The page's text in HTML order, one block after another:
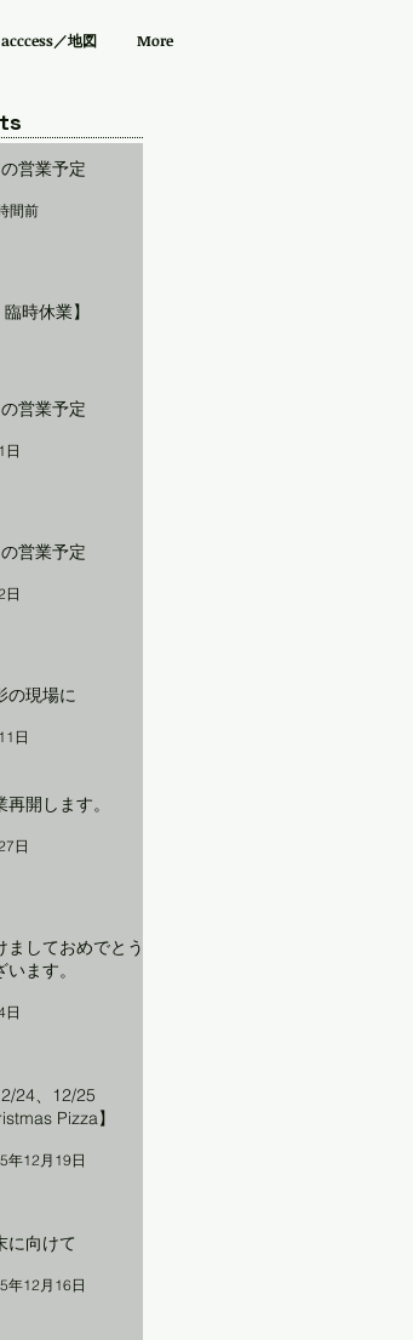
acccess／地図 More
営業予定
間前
時休業】
営業予定
日
営業予定
日
の現場に
日
再開します。
日
ましておめでとう
います。
日
24、12/25
Pizza】
年12月19日
に向けて
年12月16日